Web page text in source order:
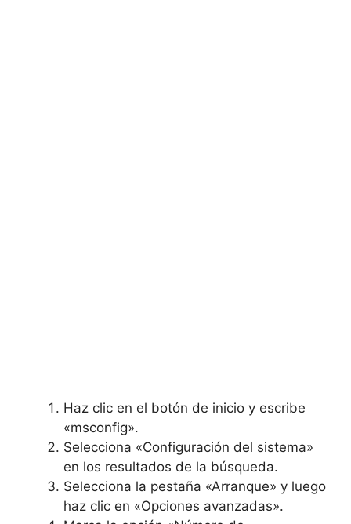
Haz clic en el botón de inicio y escribe
«msconfig».
Selecciona «Configuración del sistema»
en los resultados de la búsqueda.
Selecciona la pestaña «Arranque» y luego
haz clic en «Opciones avanzadas».